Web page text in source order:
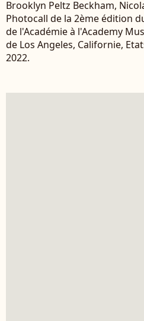
Brooklyn Peltz Beckham,
Photocall de la 2ème édition
de l'Académie à l'Academy
de Los Angeles, Californie,
2022.